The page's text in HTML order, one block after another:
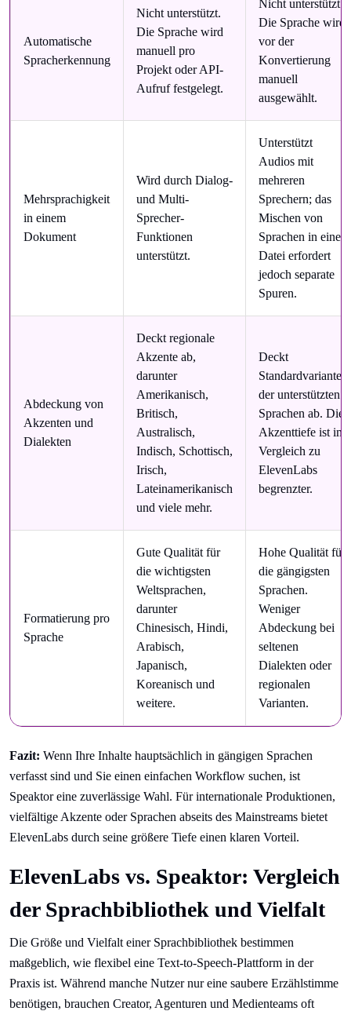
Automatische
Spracherkennung
Nicht unterstützt.
Die Sprache wird
manuell pro
Projekt oder API-
Aufruf festgelegt.
Nicht unterstützt.
Die Sprache wird
vor der
Konvertierung
manuell
ausgewählt.
Mehrsprachigkeit
in einem
Dokument
Wird durch Dialog-
und Multi-
Sprecher-
Funktionen
unterstützt.
Unterstützt
Audios mit
mehreren
Sprechern; das
Mischen von
Sprachen in einer
Datei erfordert
jedoch separate
Spuren.
Abdeckung von
Akzenten und
Dialekten
Deckt regionale
Akzente ab,
darunter
Amerikanisch,
Britisch,
Australisch,
Indisch, Schottisch,
Irisch,
Lateinamerikanisch
und viele mehr.
Deckt
Standardvarianten
der unterstützten
Sprachen ab. Die
Akzenttiefe ist im
Vergleich zu
ElevenLabs
begrenzter.
Formatierung pro
Sprache
Gute Qualität für
die wichtigsten
Weltsprachen,
darunter
Chinesisch, Hindi,
Arabisch,
Japanisch,
Koreanisch und
weitere.
Hohe Qualität für
die gängigsten
Sprachen.
Weniger
Abdeckung bei
seltenen
Dialekten oder
regionalen
Varianten.
Fazit: Wenn Ihre Inhalte hauptsächlich in gängigen Sprachen
verfasst sind und Sie einen einfachen Workflow suchen, ist
Speaktor eine zuverlässige Wahl. Für internationale Produktionen,
vielfältige Akzente oder Sprachen abseits des Mainstreams bietet
ElevenLabs durch seine größere Tiefe einen klaren Vorteil.
ElevenLabs vs. Speaktor: Vergleich
der Sprachbibliothek und Vielfalt
Die Größe und Vielfalt einer Sprachbibliothek bestimmen
maßgeblich, wie flexibel eine Text-to-Speech-Plattform in der
Praxis ist. Während manche Nutzer nur eine saubere Erzählstimme
benötigen, brauchen Creator, Agenturen und Medienteams oft